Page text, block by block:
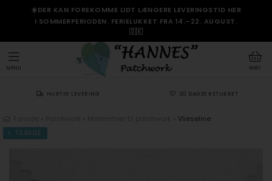
☀️DER KAN FOREKOMME LIDT LÆNGERE LEVERINGSTID HER
I SOMMERPERIODEN. FERIELUKKET FRA 14.–22. AUGUST.
🇩🇰
KURV
MENU
HURTIG LEVERING 30 DAGES RETURRET
Vlieseline
TILBAGE